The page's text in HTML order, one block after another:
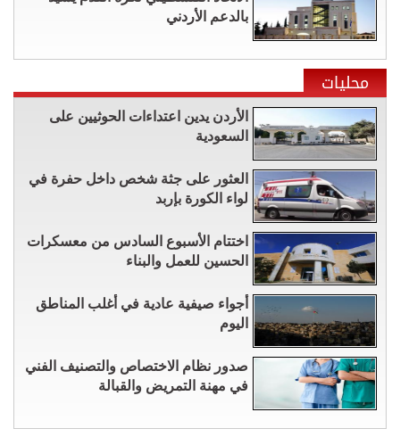
بالدعم الأردني
محليات
الأردن يدين اعتداءات الحوثيين على
السعودية
العثور على جثة شخص داخل حفرة في
لواء الكورة بإربد
اختتام الأسبوع السادس من معسكرات
الحسين للعمل والبناء
أجواء صيفية عادية في أغلب المناطق
اليوم
صدور نظام الاختصاص والتصنيف الفني
في مهنة التمريض والقبالة